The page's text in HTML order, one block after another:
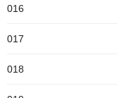
016
017
018